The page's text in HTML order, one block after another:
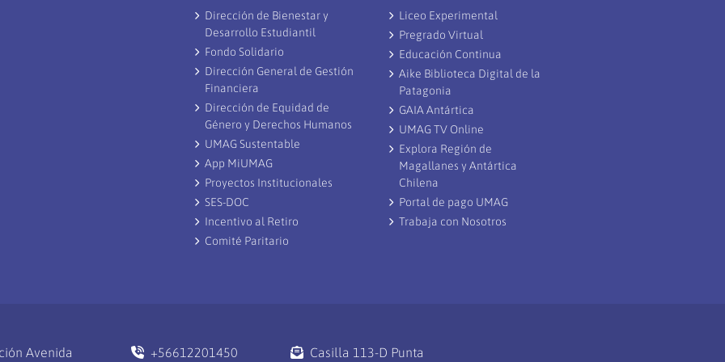
Dirección de Bienestar y
Desarrollo Estudiantil
Fondo Solidario
Dirección General de Gestión
Financiera
Dirección de Equidad de
Género y Derechos Humanos
UMAG Sustentable
App MiUMAG
Proyectos Institucionales
SES-DOC
Incentivo al Retiro
Comité Paritario
Liceo Experimental
Pregrado Virtual
Educación Continua
Aike Biblioteca Digital de la
Patagonia
GAIA Antártica
UMAG TV Online
Explora Región de
Magallanes y Antártica
Chilena
Portal de pago UMAG
Trabaja con Nosotros
Avenida +56612201450 Casilla 113-D Punta